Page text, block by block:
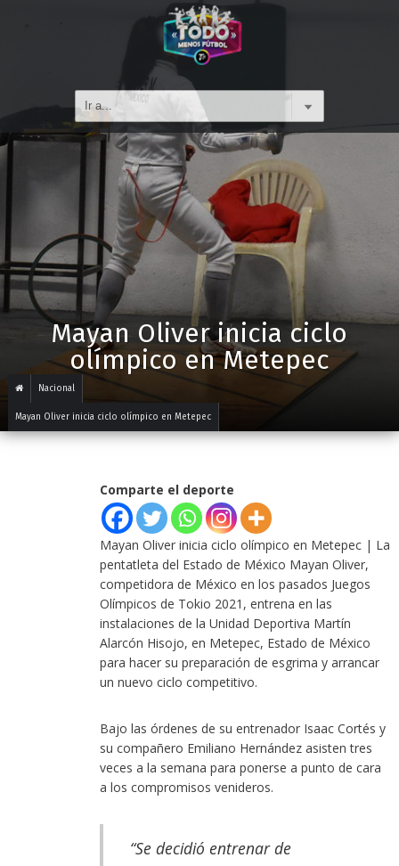
Mayan Oliver inicia ciclo
olímpico en Metepec
Nacional
Mayan Oliver inicia ciclo olímpico en Metepec
Comparte el deporte
Mayan Oliver inicia ciclo olímpico en Metepec | La
pentatleta del Estado de México Mayan Oliver,
competidora de México en los pasados Juegos
Olímpicos de Tokio 2021, entrena en las
instalaciones de la Unidad Deportiva Martín
Alarcón Hisojo, en Metepec, Estado de México
para hacer su preparación de esgrima y arrancar
un nuevo ciclo competitivo.
Bajo las órdenes de su entrenador Isaac Cortés y
su compañero Emiliano Hernández asisten tres
veces a la semana para ponerse a punto de cara
a los compromisos venideros.
“Se decidió entrenar de